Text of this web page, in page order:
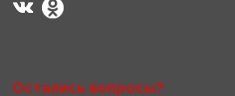
Остались вопросы?